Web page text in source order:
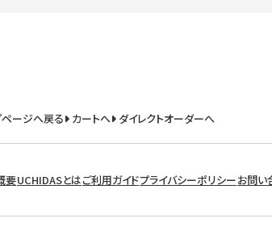
ページへ戻る カートへ ダイレクトオーダーへ
要UCHIDASとはご利用ガイドプライバシーポリシーお問い